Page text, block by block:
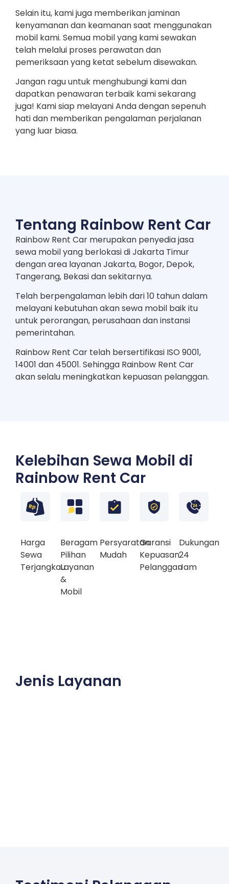
Selain itu, kami juga memberikan jaminan
kenyamanan dan keamanan saat menggunakan
mobil kami. Semua mobil yang kami sewakan
telah melalui proses perawatan dan
pemeriksaan yang ketat sebelum disewakan.
Jangan ragu untuk menghubungi kami dan
dapatkan penawaran terbaik kami sekarang
juga! Kami siap melayani Anda dengan sepenuh
hati dan memberikan pengalaman perjalanan
yang luar biasa.
Tentang Rainbow Rent Car
Rainbow Rent Car merupakan penyedia jasa
sewa mobil yang berlokasi di Jakarta Timur
dengan area layanan Jakarta, Bogor, Depok,
Tangerang, Bekasi dan sekitarnya.
Telah berpengalaman lebih dari 10 tahun dalam
melayani kebutuhan akan sewa mobil baik itu
untuk perorangan, perusahaan dan instansi
pemerintahan.
Rainbow Rent Car telah bersertifikasi ISO 9001,
14001 dan 45001. Sehingga Rainbow Rent Car
akan selalu meningkatkan kepuasan pelanggan.
Kelebihan Sewa Mobil di
Rainbow Rent Car
Harga
Sewa
Terjangkau
Beragam
Pilihan
Layanan
&
Mobil
Persyaratan
Mudah
Garansi
Kepuasan
Pelanggan
Dukungan
24
Jam
Jenis Layanan